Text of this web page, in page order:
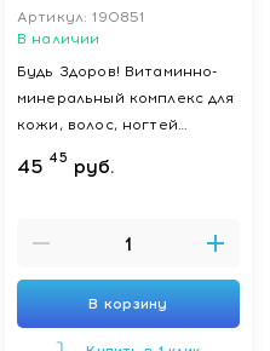
Артикул: 190851
В наличии
Будь Здоров! Витаминно-
минеральный комплекс для
кожи, волос, ногтей
(Beauty complex), БАД
капсулы №60
45 45 руб.
В корзину